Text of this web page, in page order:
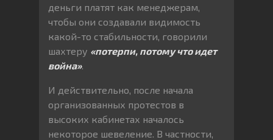
деньги платят как менеджерам,
чтобы они создавали видимость
какой-то стабильности, говорили
шахтеру «потерпи, потому что идет
война».
И действительно, после начала
организованных протестов в
высоких кабинетах началось
некоторое шевеление. В частности,